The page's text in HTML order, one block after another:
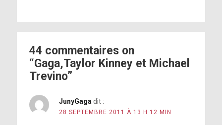
44 commentaires on
“Gaga,Taylor Kinney et Michael
Trevino”
JunyGaga dit :
28 SEPTEMBRE 2011 À 13 H 12 MIN